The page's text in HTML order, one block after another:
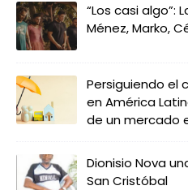
“Los casi algo”:
Ménez, Marko,
Persiguiendo el
en América
de un mercado
Dionisio Nova
San Cristóbal